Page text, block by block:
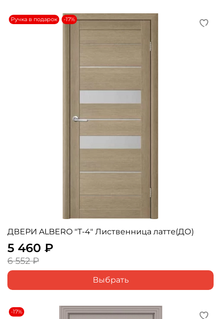
Ручка в подарок -17%
ДВЕРИ ALBERO "Т-4" Лиственница латте(ДО)
5 460 ₽
6 552 ₽
Выбрать
-17%